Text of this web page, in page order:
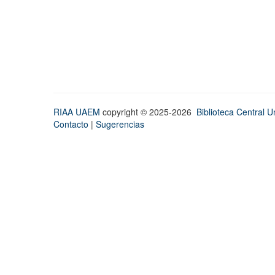
RIAA UAEM copyright © 2025-2026 Biblioteca Central
Contacto | Sugerencias